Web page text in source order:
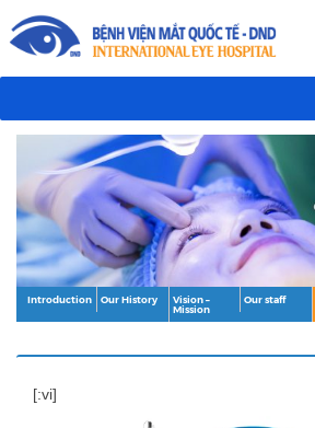
Introduction Our History
Vision –
Mission
Our staff
[:vi]